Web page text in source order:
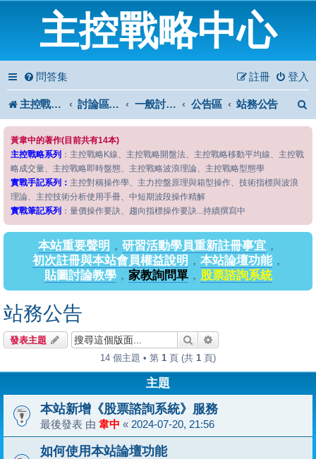
主控戰略中心
問答集 登入
註冊
主控戰略中心 討論區首頁 一般討論區 公告區 站務公告
黃韋中的著作(目前共有14本)
主控戰略系列 ：主控戰略K線、主控戰略開盤法、主控戰略移動平均線、主控戰
略成交量、主控戰略即時盤態、主控戰略波浪理論、主控戰略型態學
實戰手記系列： 主控對稱操作學、主力控盤原理與箱型操作、技術指標與波浪
理論、主控技術分析使用手冊、中短期波段操作精解
實戰筆記系列 ：量價操作要訣、趨向指標操作要訣...持續撰寫中
本站重要聲明 ， 研習活動學員重新註冊事宜 ，
初次註冊與本站會員權益說明 ， 本站論壇功能，
貼圖討論教學， 家教詢問單， 股票諮詢系統
站務公告
發表主題 搜尋
14 個主題 • 第 1 頁 (共 1 頁)
主題
本站新增《股票諮詢系統》服務
最後發表 由 韋中 « 2024-07-20, 21:56
如何使用本站論壇功能